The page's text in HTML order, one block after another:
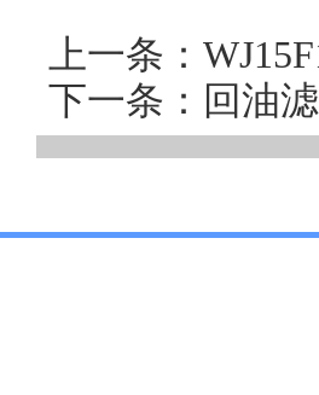
上一条：
下一条：回油